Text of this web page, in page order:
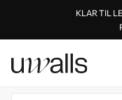
KLAR TIL